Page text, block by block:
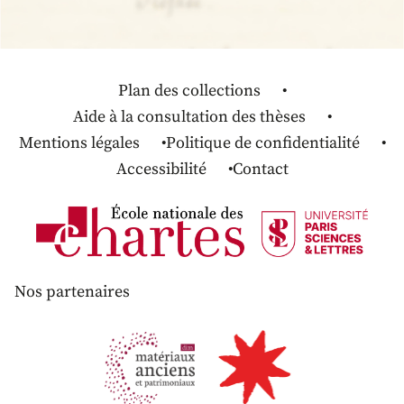
Plan des collections
Aide à la consultation des thèses
Mentions légales
Politique de confidentialité
Accessibilité
Contact
Nos partenaires